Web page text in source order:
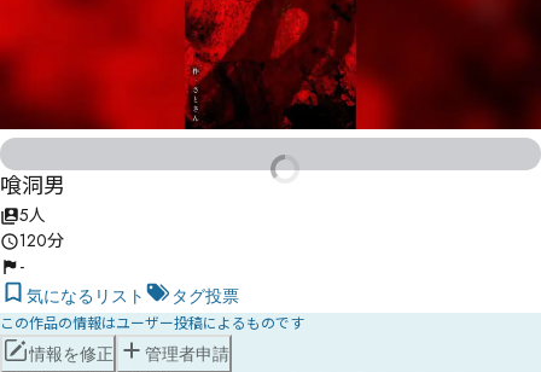
喰洞男
5人
120分
-
気になるリスト タグ投票
この作品の情報はユーザー投稿によるものです
情報を修正 管理者申請